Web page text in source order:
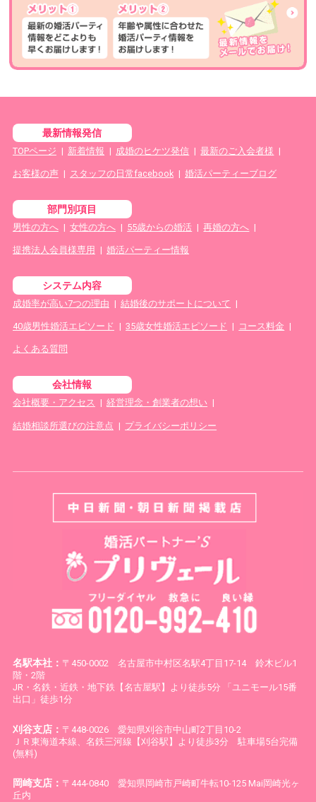
最新情報発信
TOPページ | 新着情報 | 成婚のヒケツ発信 | 最新のご入会者様 |
お客様の声| スタッフの日常facebook | 婚活パーティーブログ
部門別項目
男性の方へ| 女性の方へ | 55歳からの婚活 | 再婚の方へ |
提携法人会員様専用 | 婚活パーティー情報
システム内容
成婚率が高い7つの理由 | 結婚後のサポートについて |
40歳男性婚活エピソード | 35歳女性婚活エピソード | コース料金 |
よくある質問
会社情報
会社概要・アクセス | 経営理念・創業者の想い |
結婚相談所選びの注意点 | プライバシーポリシー
名駅本社： 〒450-0002 名古屋市中村区名駅4丁目17-14 鈴木ビル1
階・2階
JR・名鉄・近鉄・地下鉄【名古屋駅】より徒歩5分 「ユニモール15番
出口」徒歩1分
刈谷支店： 〒448-0026 愛知県刈谷市中山町2丁目10-2
ＪＲ東海道本線、名鉄三河線【刈谷駅】より徒歩3分 駐車場5台完備
(無料)
岡崎支店： 〒444-0840 愛知県岡崎市戸崎町牛転10-125 Mai岡崎光ヶ
丘内